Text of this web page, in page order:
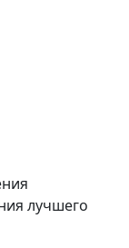
лучшего